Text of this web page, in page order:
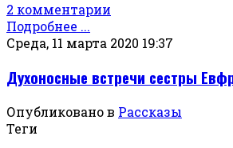
2 комментарии
Подробнее ...
Среда, 11 марта 2020 19:37
Духоносные встречи сестры
Опубликовано в Рассказы
Теги